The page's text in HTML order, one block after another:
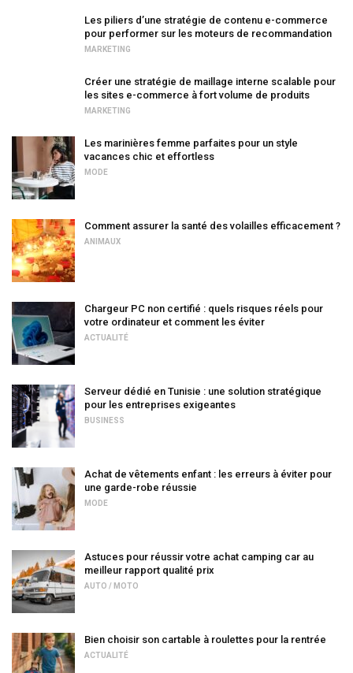
Les piliers d’une stratégie de contenu e-commerce
pour performer sur les moteurs de recommandation
MARKETING
Créer une stratégie de maillage interne scalable pour
les sites e-commerce à fort volume de produits
MARKETING
Les marinières femme parfaites pour un style
vacances chic et effortless
MODE
Comment assurer la santé des volailles efficacement ?
ANIMAUX
Chargeur PC non certifié : quels risques réels pour
votre ordinateur et comment les éviter
ACTUALITÉ
Serveur dédié en Tunisie : une solution stratégique
pour les entreprises exigeantes
BUSINESS
Achat de vêtements enfant : les erreurs à éviter pour
une garde-robe réussie
MODE
Astuces pour réussir votre achat camping car au
meilleur rapport qualité prix
AUTO / MOTO
Bien choisir son cartable à roulettes pour la rentrée
ACTUALITÉ